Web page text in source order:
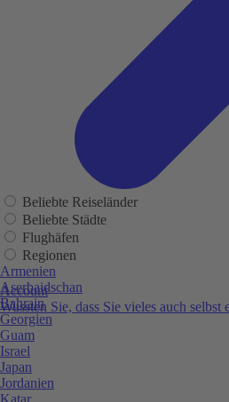
Account
Wussten Sie, dass Sie vieles auch selbst
Beliebte Reiseländer
Beliebte Städte
Flughäfen
Regionen
Armenien
Aserbaidschan
Bahrain
Georgien
Guam
Israel
Japan
Jordanien
Katar